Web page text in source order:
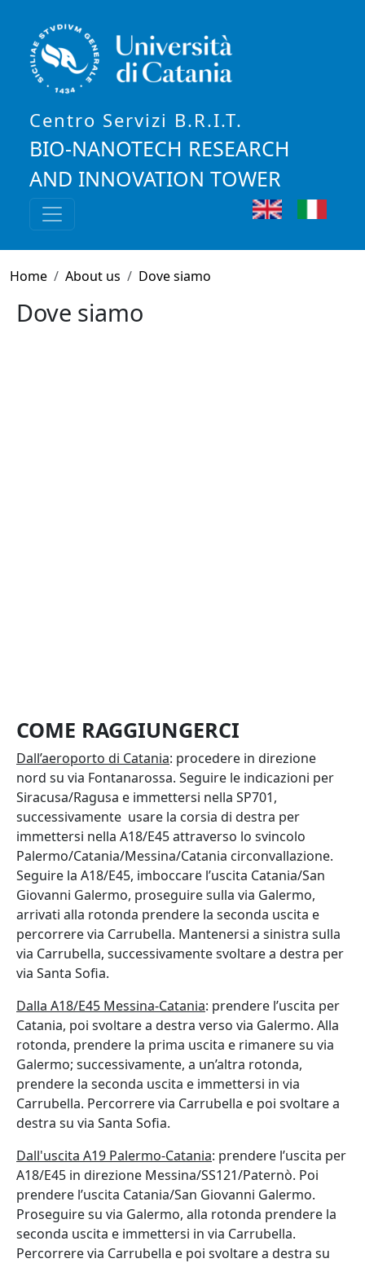
Centro Servizi B.R.I.T.
BIO-NANOTECH RESEARCH
AND INNOVATION TOWER
Breadcrumb
Home About us Dove siamo
Dove siamo
COME RAGGIUNGERCI
Dall’aeroporto di Catania: procedere in direzione
nord su via Fontanarossa. Seguire le indicazioni per
Siracusa/Ragusa e immettersi nella SP701,
successivamente usare la corsia di destra per
immettersi nella A18/E45 attraverso lo svincolo
Palermo/Catania/Messina/Catania circonvallazione.
Seguire la A18/E45, imboccare l’uscita Catania/San
Giovanni Galermo, proseguire sulla via Galermo,
arrivati alla rotonda prendere la seconda uscita e
percorrere via Carrubella. Mantenersi a sinistra sulla
via Carrubella, successivamente svoltare a destra per
via Santa Sofia.
Dalla A18/E45 Messina-Catania: prendere l’uscita per
Catania, poi svoltare a destra verso via Galermo. Alla
rotonda, prendere la prima uscita e rimanere su via
Galermo; successivamente, a un’altra rotonda,
prendere la seconda uscita e immettersi in via
Carrubella. Percorrere via Carrubella e poi svoltare a
destra su via Santa Sofia.
Dall'uscita A19 Palermo-Catania: prendere l’uscita per
A18/E45 in direzione Messina/SS121/Paternò. Poi
prendere l’uscita Catania/San Giovanni Galermo.
Proseguire su via Galermo, alla rotonda prendere la
seconda uscita e immettersi in via Carrubella.
Percorrere via Carrubella e poi svoltare a destra su